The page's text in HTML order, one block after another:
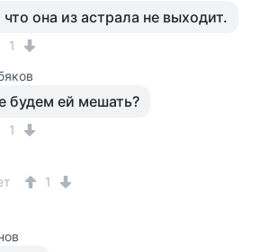
она из астрала не выходит.
1
будем ей мешать?
1
1